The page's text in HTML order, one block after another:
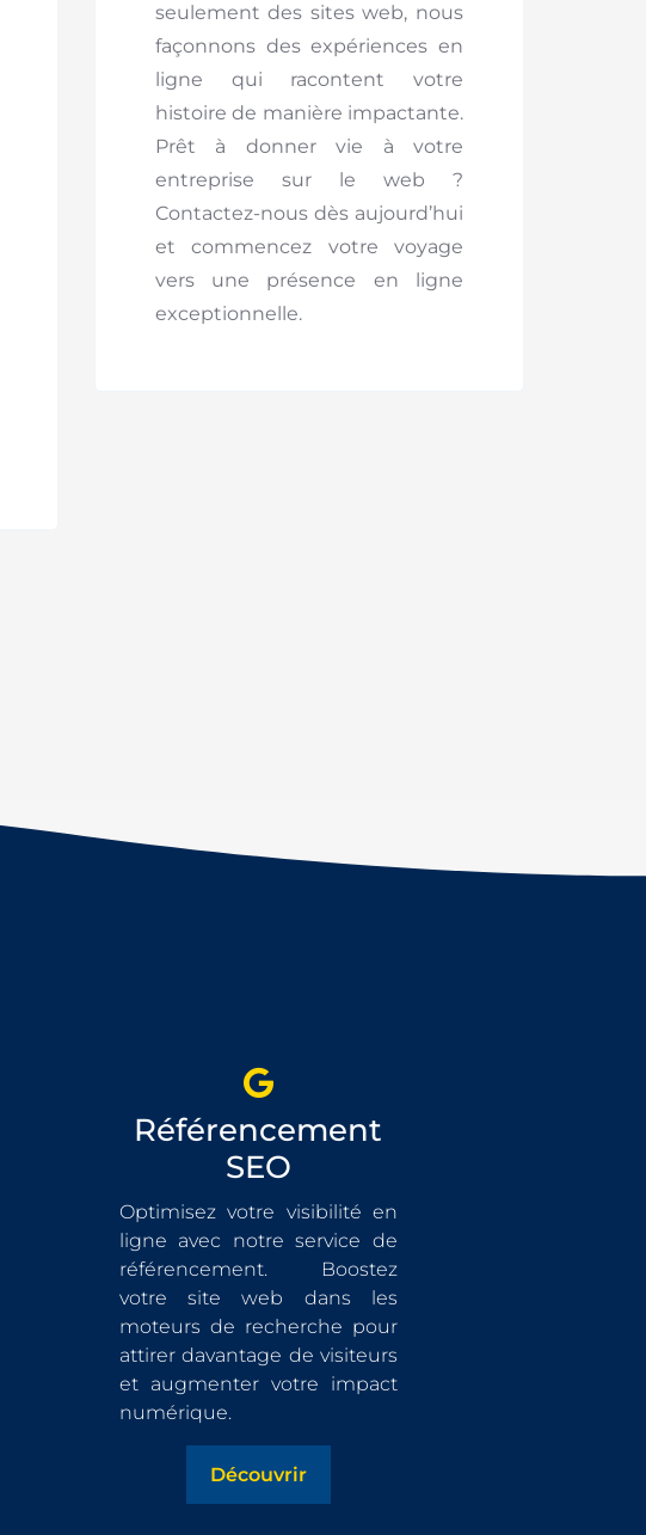
seulement des sites web, nous
façonnons des expériences en
ligne qui racontent votre
histoire de manière impactante.
Prêt à donner vie à votre
entreprise sur le web ?
Contactez-nous dès aujourd’hui
et commencez votre voyage
vers une présence en ligne
exceptionnelle.
Référencement
SEO
Optimisez votre visibilité en
ligne avec notre service de
référencement. Boostez
votre site web dans les
moteurs de recherche pour
attirer davantage de visiteurs
et augmenter votre impact
numérique.
Découvrir